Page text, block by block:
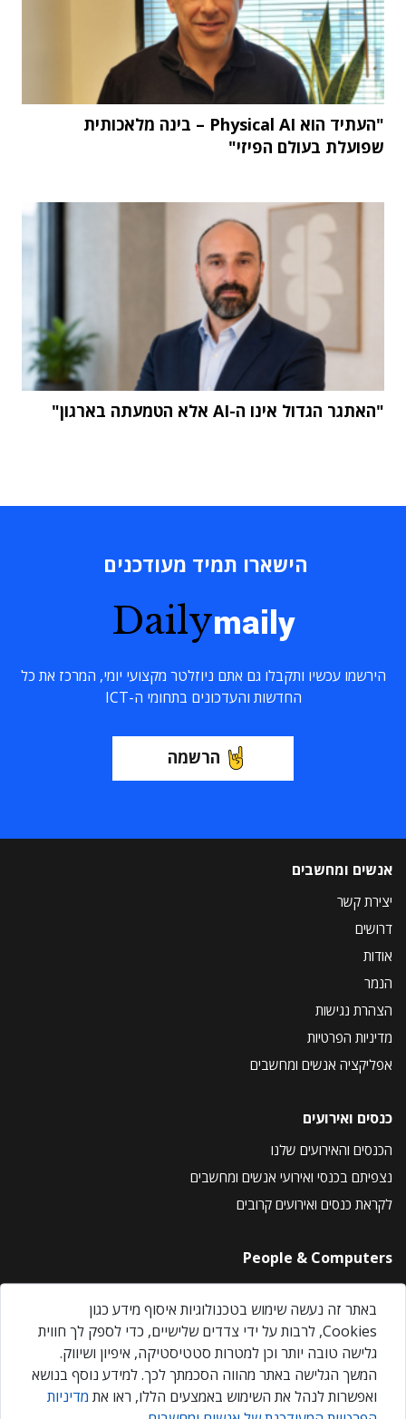
"העתיד הוא Physical AI – בינה מלאכותית
שפועלת בעולם הפיזי"
"האתגר הגדול אינו ה-AI אלא הטמעתה בארגון"
הישארו תמיד מעודכנים
Dailymaily
הירשמו עכשיו ותקבלו גם אתם ניוזלטר מקצועי יומי, המרכז את כל
החדשות והעדכונים בתחומי ה-ICT
הרשמה
אנשים ומחשבים
יצירת קשר
דרושים
אודות
הנמר
הצהרת נגישות
מדיניות הפרטיות
אפליקציה אנשים ומחשבים
כנסים ואירועים
הכנסים והאירועים שלנו
נצפיתם בכנסי ואירועי אנשים ומחשבים
לקראת כנסים ואירועים קרובים
People & Computers
About Us
Privacy Policy
Contact Us
Our Events
באתר זה נעשה שימוש בטכנולוגיות איסוף מידע כגון
Cookies, לרבות על ידי צדדים שלישיים, כדי לספק לך חווית
גלישה טובה יותר וכן למטרות סטטיסטיקה, איפיון ושיווק.
המשך הגלישה באתר מהווה הסכמתך לכך. למידע נוסף בנושא
ואפשרות לנהל את השימוש באמצעים הללו, ראו את מדיניות